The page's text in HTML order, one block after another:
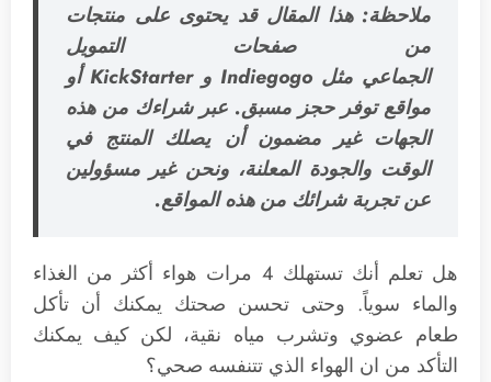
ملاحظة: هذا المقال قد يحتوى على منتجات
من صفحات التمويل
الجماعي مثل Indiegogo و KickStarter أو
مواقع توفر حجز مسبق. عبر شراءك من هذه
الجهات غير مضمون أن يصلك المنتج في
الوقت والجودة المعلنة، ونحن غير مسؤولين
عن تجربة شرائك من هذه المواقع.
هل تعلم أنك تستهلك 4 مرات هواء أكثر من الغذاء
والماء سوياً. وحتى تحسن صحتك يمكنك أن تأكل
طعام عضوي وتشرب مياه نقية، لكن كيف يمكنك
التأكد من ان الهواء الذي تتنفسه صحي؟